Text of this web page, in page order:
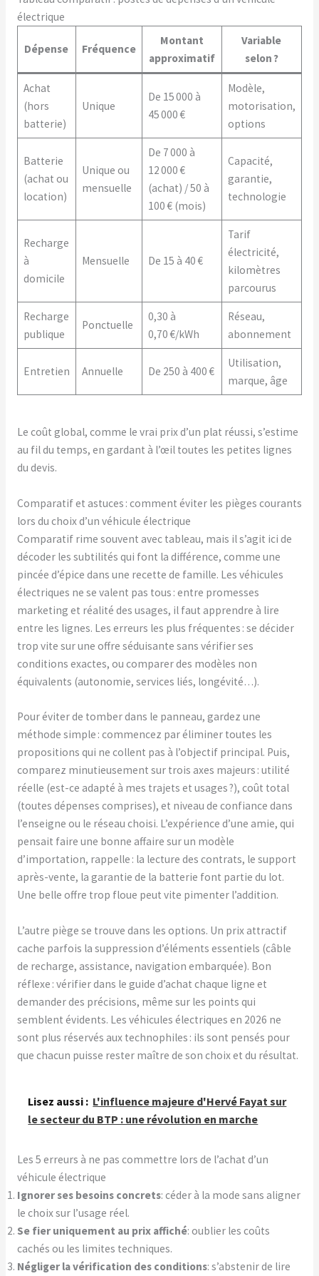
électrique
Dépense Fréquence
Montant
approximatif
Variable
selon ?
Achat
(hors
batterie)
Unique
De 15 000 à
45 000 €
Modèle,
motorisation,
options
Batterie
(achat ou
location)
Unique ou
mensuelle
De 7 000 à
12 000 €
(achat) / 50 à
100 € (mois)
Capacité,
garantie,
technologie
Recharge
à
domicile
Mensuelle De 15 à 40 €
Tarif
électricité,
kilomètres
parcourus
Recharge
publique
Ponctuelle
0,30 à
0,70 €/kWh
Réseau,
abonnement
Entretien Annuelle De 250 à 400 €
Utilisation,
marque, âge
Le coût global, comme le vrai prix d’un plat réussi, s’estime
au fil du temps, en gardant à l’œil toutes les petites lignes
du devis.
Comparatif et astuces : comment éviter les pièges courants
lors du choix d’un véhicule électrique
Comparatif rime souvent avec tableau, mais il s’agit ici de
décoder les subtilités qui font la différence, comme une
pincée d’épice dans une recette de famille. Les véhicules
électriques ne se valent pas tous : entre promesses
marketing et réalité des usages, il faut apprendre à lire
entre les lignes. Les erreurs les plus fréquentes : se décider
trop vite sur une offre séduisante sans vérifier ses
conditions exactes, ou comparer des modèles non
équivalents (autonomie, services liés, longévité…).
Pour éviter de tomber dans le panneau, gardez une
méthode simple : commencez par éliminer toutes les
propositions qui ne collent pas à l’objectif principal. Puis,
comparez minutieusement sur trois axes majeurs : utilité
réelle (est-ce adapté à mes trajets et usages ?), coût total
(toutes dépenses comprises), et niveau de confiance dans
l’enseigne ou le réseau choisi. L’expérience d’une amie, qui
pensait faire une bonne affaire sur un modèle
d’importation, rappelle : la lecture des contrats, le support
après-vente, la garantie de la batterie font partie du lot.
Une belle offre trop floue peut vite pimenter l’addition.
L’autre piège se trouve dans les options. Un prix attractif
cache parfois la suppression d’éléments essentiels (câble
de recharge, assistance, navigation embarquée). Bon
réflexe : vérifier dans le guide d’achat chaque ligne et
demander des précisions, même sur les points qui
semblent évidents. Les véhicules électriques en 2026 ne
sont plus réservés aux technophiles : ils sont pensés pour
que chacun puisse rester maître de son choix et du résultat.
Lisez aussi : L'influence majeure d'Hervé Fayat sur
le secteur du BTP : une révolution en marche
Les 5 erreurs à ne pas commettre lors de l’achat d’un
véhicule électrique
Ignorer ses besoins concrets: céder à la mode sans aligner
le choix sur l’usage réel.
Se fier uniquement au prix affiché: oublier les coûts
cachés ou les limites techniques.
Négliger la vérification des conditions: s’abstenir de lire